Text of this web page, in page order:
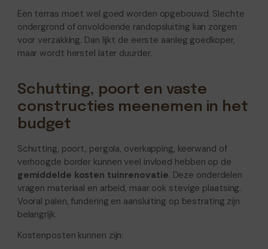
Een terras moet wel goed worden opgebouwd. Slechte
ondergrond of onvoldoende randopsluiting kan zorgen
voor verzakking. Dan lijkt de eerste aanleg goedkoper,
maar wordt herstel later duurder.
Schutting, poort en vaste
constructies meenemen in het
budget
Schutting, poort, pergola, overkapping, keerwand of
verhoogde border kunnen veel invloed hebben op de
gemiddelde kosten tuinrenovatie. Deze onderdelen
vragen materiaal en arbeid, maar ook stevige plaatsing.
Vooral palen, fundering en aansluiting op bestrating zijn
belangrijk.
Kostenposten kunnen zijn: